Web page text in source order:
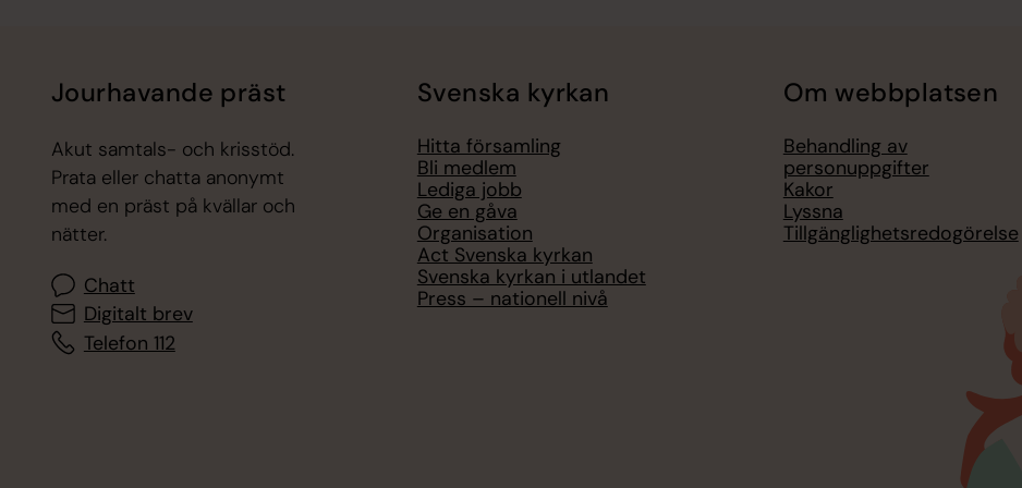
Jourhavande präst
Akut samtals- och krisstöd.
Prata eller chatta anonymt
med en präst på kvällar och
nätter.
Chatt
Digitalt brev
Telefon 112
Svenska kyrkan
Hitta församling
Bli medlem
Lediga jobb
Ge en gåva
Organisation
Act Svenska kyrkan
Svenska kyrkan i utlandet
Press – nationell nivå
Om webbplatsen
Behandling av
personuppgifter
Kakor
Lyssna
Tillgänglighetsredogörelse